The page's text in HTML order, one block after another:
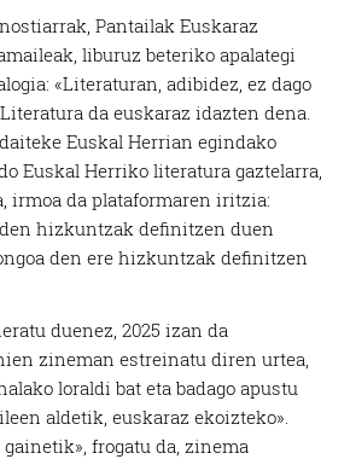
Pantailak Euskaraz
liburuz beteriko apalategi
«Literaturan, adibidez, ez dago
da euskaraz idazten dena.
Euskal Herrian egindako
Euskal Herriko literatura gaztelarra,
irmoa da plataformaren iritzia:
hizkuntzak definitzen duen
den ere hizkuntzak definitzen
duenez, 2025 izan da
zineman estreinatu diren urtea,
loraldi bat eta badago apustu
aldetik, euskaraz ekoizteko».
frogatu da, zinema